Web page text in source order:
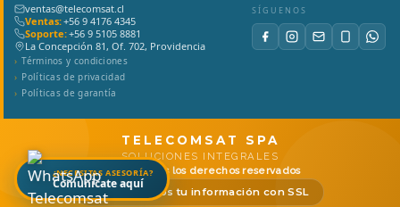
ventas@telecomsat.cl
Ventas:+56 9 4176 4345
Soporte:+56 9 5105 8881
La Concepción 81, Of. 702, Providencia
SÍGUENOS
Términos y condiciones
Políticas de privacidad
Políticas de garantía
TELECOMSAT SPA
SOLUCIONES INTEGRALES
© 2026Todos los derechos reservados
Protegemos tu información con SSL
¿NECESITAS ASESORÍA?
Comunícate aquí